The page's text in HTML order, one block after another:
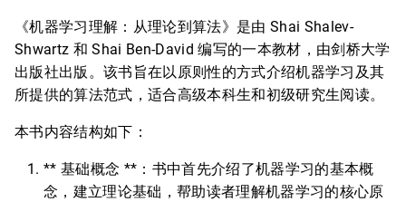
《机器学习理解：从理论到算法》是由 Shai Shalev-
Shwartz 和 Shai Ben-David 编写的一本教材，由剑桥大学
出版社出版。该书旨在以原则性的方式介绍机器学习及其
所提供的算法范式，适合高级本科生和初级研究生阅读。
本书内容结构如下：
** 基础概念 **：书中首先介绍了机器学习的基本概
念，建立理论基础，帮助读者理解机器学习的核心原